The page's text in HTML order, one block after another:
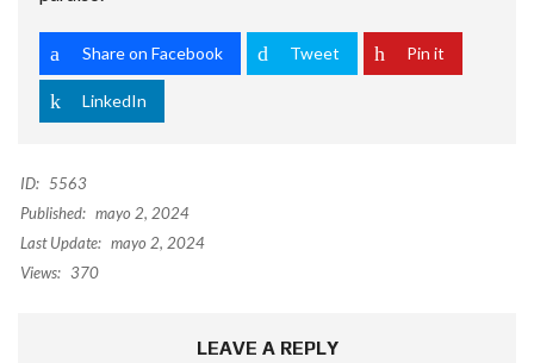
Share on Facebook Tweet Pin it
LinkedIn
ID: 5563
Published: mayo 2, 2024
Last Update: mayo 2, 2024
Views: 370
LEAVE A REPLY